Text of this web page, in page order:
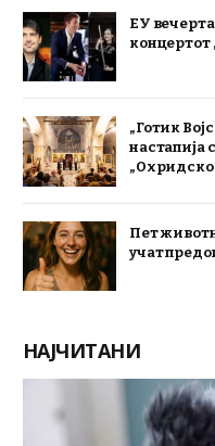
ЕУ
концертот
„Готик
настапија
„Охридско
Пет
учат
НАЈЧИТАНИ